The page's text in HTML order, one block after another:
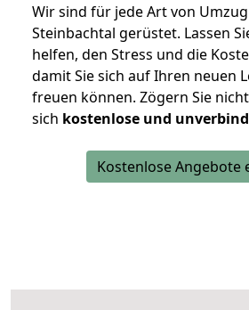
Wir sind für jede Art von
Steinbachtal gerüstet. Lassen
helfen, den Stress und die
damit Sie sich auf Ihren neuen
freuen können. Zögern Sie
sich kostenlose und
Kostenlose Angebote